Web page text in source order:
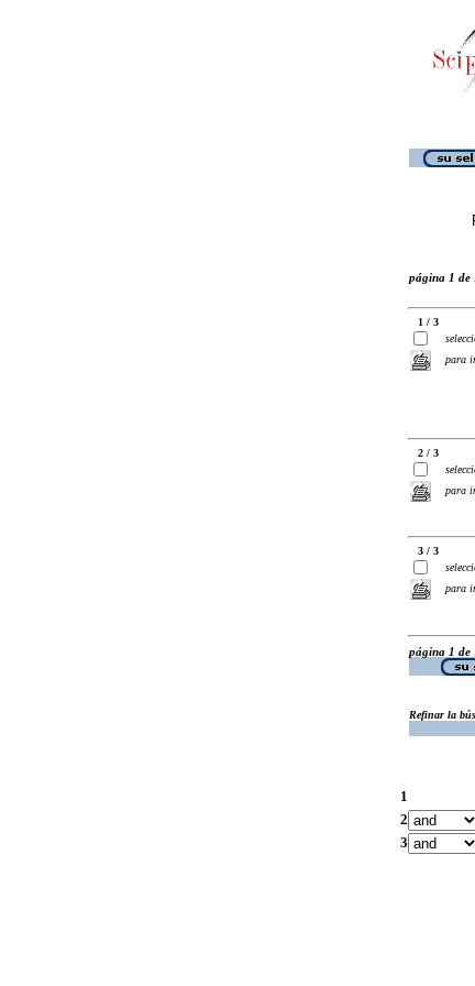
página 1 de
1 / 3
para
2 / 3
para
3 / 3
para
página 1 de
Refinar la
1
2
3